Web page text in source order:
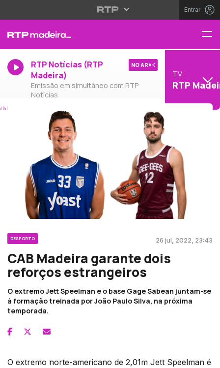
Entrar
RTP Notícias (RTP
Madeira)
Emissão em simultâneo com RTP
Notícias
NO AR
TV
RTP
DESPORTO 26 jul, 2022, 23:43
CAB Madeira garante dois
reforços estrangeiros
O extremo Jett Speelman e o base Gage Sabean juntam-se
à formação treinada por João Paulo Silva, na próxima
temporada.
O extremo norte-americano de 2,01m Jett Speelman é